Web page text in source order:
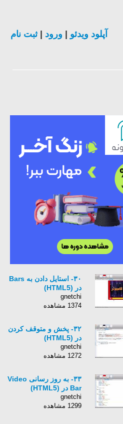
آپلود ویدئو ورود |ثبت نام
۳۰- استایل دادن به Bars
در (HTML5)
gnetchi
1374 مشاهده
۳۲- پخش و متوقف کردن
در (HTML5)
gnetchi
1272 مشاهده
۳۳- به روز رسانی Video
Bar در (HTML5)
gnetchi
1299 مشاهده